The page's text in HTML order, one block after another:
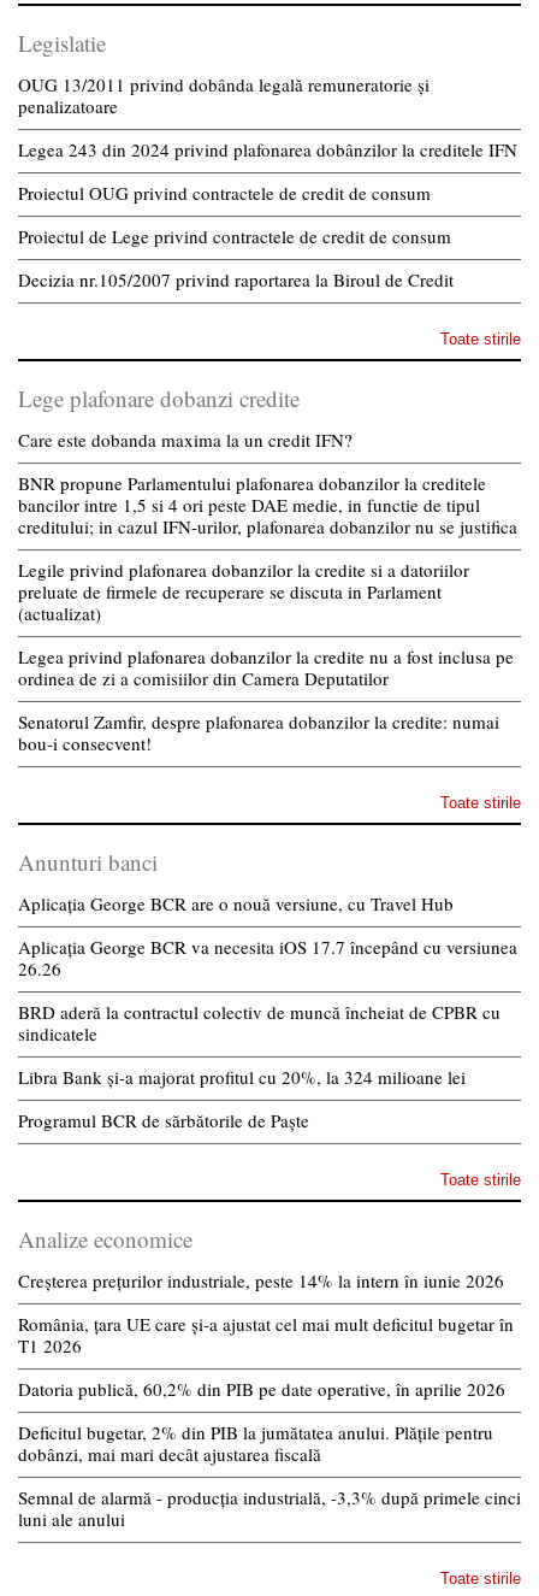
Legislatie
OUG 13/2011 privind dobânda legală remuneratorie și
penalizatoare
Legea 243 din 2024 privind plafonarea dobânzilor la creditele IFN
Proiectul OUG privind contractele de credit de consum
Proiectul de Lege privind contractele de credit de consum
Decizia nr.105/2007 privind raportarea la Biroul de Credit
Toate stirile
Lege plafonare dobanzi credite
Care este dobanda maxima la un credit IFN?
BNR propune Parlamentului plafonarea dobanzilor la creditele
bancilor intre 1,5 si 4 ori peste DAE medie, in functie de tipul
creditului; in cazul IFN-urilor, plafonarea dobanzilor nu se justifica
Legile privind plafonarea dobanzilor la credite si a datoriilor
preluate de firmele de recuperare se discuta in Parlament
(actualizat)
Legea privind plafonarea dobanzilor la credite nu a fost inclusa pe
ordinea de zi a comisiilor din Camera Deputatilor
Senatorul Zamfir, despre plafonarea dobanzilor la credite: numai
bou-i consecvent!
Toate stirile
Anunturi banci
Aplicația George BCR are o nouă versiune, cu Travel Hub
Aplicația George BCR va necesita iOS 17.7 începând cu versiunea
26.26
BRD aderă la contractul colectiv de muncă încheiat de CPBR cu
sindicatele
Libra Bank și-a majorat profitul cu 20%, la 324 milioane lei
Programul BCR de sărbătorile de Paște
Toate stirile
Analize economice
Creșterea prețurilor industriale, peste 14% la intern în iunie 2026
România, țara UE care și-a ajustat cel mai mult deficitul bugetar în
T1 2026
Datoria publică, 60,2% din PIB pe date operative, în aprilie 2026
Deficitul bugetar, 2% din PIB la jumătatea anului. Plățile pentru
dobânzi, mai mari decât ajustarea fiscală
Semnal de alarmă - producția industrială, -3,3% după primele cinci
luni ale anului
Toate stirile